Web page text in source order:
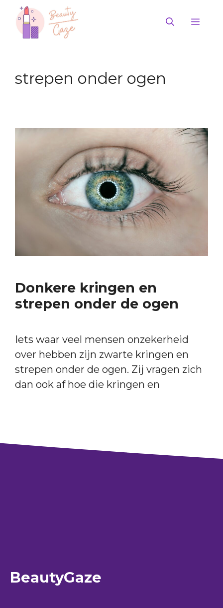
naar
strepen onder ogen
Donkere kringen en
strepen onder de ogen
Iets waar veel mensen onzekerheid
over hebben zijn zwarte kringen en
strepen onder de ogen. Zij vragen zich
dan ook af hoe die kringen en
BeautyGaze